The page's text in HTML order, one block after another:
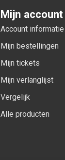
Mijn account
Account informatie
Mijn bestellingen
Mijn tickets
Mijn verlanglijst
Vergelijk
Alle producten